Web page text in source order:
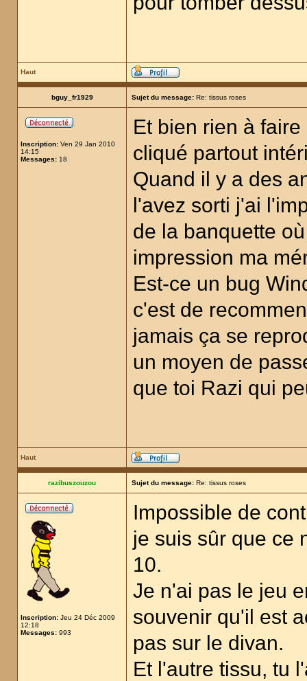
Haut
bguy_fr1929 Sujet du message: Re: tissus roses
Inscription: Ven 29 Jan 2010
14:15
Messages: 18
Et bien rien à
cliqué partout
Quand il y a des
l'avez sorti j'ai
de la banquette
impression ma
Est-ce un bug
c'est de
jamais ça se
un moyen de
que toi Razi qui
Haut
razibuszouzou Sujet du message: Re: tissus roses
Inscription: Jeu 24 Déc 2009
12:18
Messages: 993
Impossible de
je suis sûr que ce
10.
Je n'ai pas le jeu
souvenir qu'il est
pas sur le divan.
Et l'autre tissu, tu